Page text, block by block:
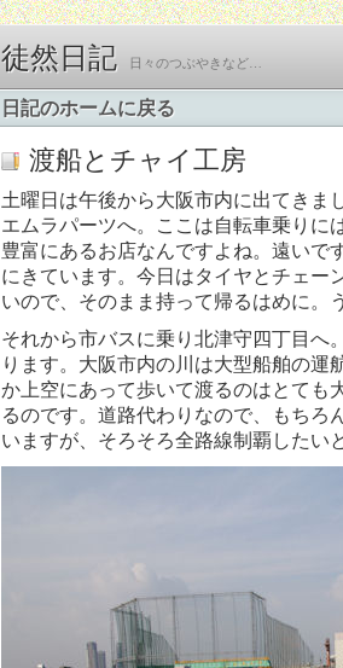
徒然日記 日々のつぶやきなど…
日記のホームに戻る
渡船とチャイ工房
土曜日は午後から大阪市内に出てきま
エムラパーツへ。ここは自転車乗りに
豊富にあるお店なんですよね。遠いで
にきています。今日はタイヤとチェー
いので、そのまま持って帰るはめに。
それから市バスに乗り北津守四丁目へ
ります。大阪市内の川は大型船舶の運
か上空にあって歩いて渡るのはとても
るのです。道路代わりなので、もちろ
いますが、そろそろ全路線制覇したい